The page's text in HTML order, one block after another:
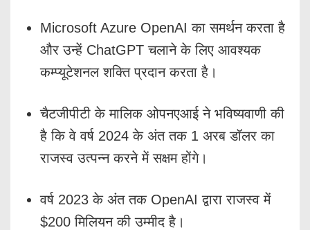
Microsoft Azure OpenAI का समर्थन करता है
और उन्हें ChatGPT चलाने के लिए आवश्यक
कम्प्यूटेशनल शक्ति प्रदान करता है।
चैटजीपीटी के मालिक ओपनएआई ने भविष्यवाणी की
है कि वे वर्ष 2024 के अंत तक 1 अरब डॉलर का
राजस्व उत्पन्न करने में सक्षम होंगे।
वर्ष 2023 के अंत तक OpenAI द्वारा राजस्व में
$200 मिलियन की उम्मीद है।